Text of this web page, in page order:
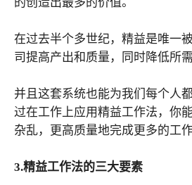
在过去半个多世纪，精益是唯一
司提高产出和质量，同时降低所
并且这套系统也能为我们每个人
过在工作上应用精益工作法，你
杂乱，更高质量地完成更多的工
3.精益工作法的三大要素